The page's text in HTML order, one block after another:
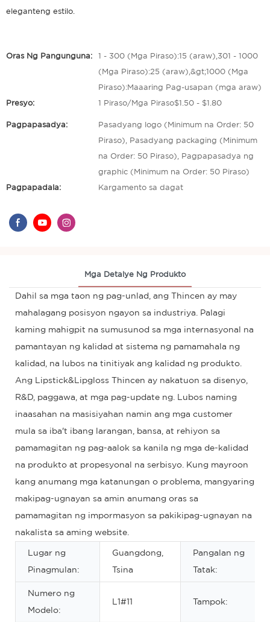
eleganteng estilo.
Oras Ng Pangunguna: 1 - 300 (Mga Piraso):15 (araw),301 - 1000
(Mga Piraso):25 (araw),&gt;1000 (Mga
Piraso):Maaaring Pag-usapan (mga araw)
Presyo: 1 Piraso/Mga Piraso$1.50 - $1.80
Pagpapasadya: Pasadyang logo (Minimum na Order: 50
Piraso), Pasadyang packaging (Minimum
na Order: 50 Piraso), Pagpapasadya ng
graphic (Minimum na Order: 50 Piraso)
Pagpapadala: Kargamento sa dagat
Mga Detalye Ng Produkto
Dahil sa mga taon ng pag-unlad, ang Thincen ay may
mahalagang posisyon ngayon sa industriya. Palagi
kaming mahigpit na sumusunod sa mga internasyonal na
pamantayan ng kalidad at sistema ng pamamahala ng
kalidad, na lubos na tinitiyak ang kalidad ng produkto.
Ang Lipstick&Lipgloss Thincen ay nakatuon sa disenyo,
R&D, paggawa, at mga pag-update ng. Lubos naming
inaasahan na masisiyahan namin ang mga customer
mula sa iba't ibang larangan, bansa, at rehiyon sa
pamamagitan ng pag-aalok sa kanila ng mga de-kalidad
na produkto at propesyonal na serbisyo. Kung mayroon
kang anumang mga katanungan o problema, mangyaring
makipag-ugnayan sa amin anumang oras sa
pamamagitan ng impormasyon sa pakikipag-ugnayan na
nakalista sa aming website.
Lugar ng
Pinagmulan:
Guangdong,
Tsina
Pangalan ng
Tatak:
Numero ng
Modelo:
L1#11 Tampok: